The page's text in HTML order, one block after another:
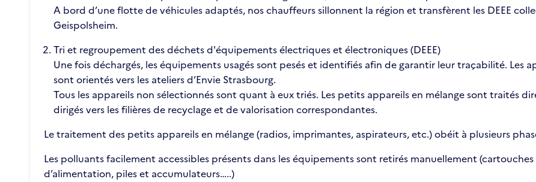
A bord d’une flotte de véhicules adaptés, nos chauffeurs sillonnent la région et transfèrent les DEEE
Geispolsheim.
Tri et regroupement des déchets d'équipements électriques et électroniques (DEEE)
Une fois déchargés, les équipements usagés sont pesés et identifiés afin de garantir leur traçabilité. Les
sont orientés vers les ateliers d’Envie Strasbourg.
Tous les appareils non sélectionnés sont quant à eux triés. Les petits appareils en mélange sont traités
dirigés vers les filières de recyclage et de valorisation correspondantes.
Le traitement des petits appareils en mélange (radios, imprimantes, aspirateurs, etc.) obéit à plusieurs
Les polluants facilement accessibles présents dans les équipements sont retirés manuellement
d’alimentation, piles et accumulateurs…..)